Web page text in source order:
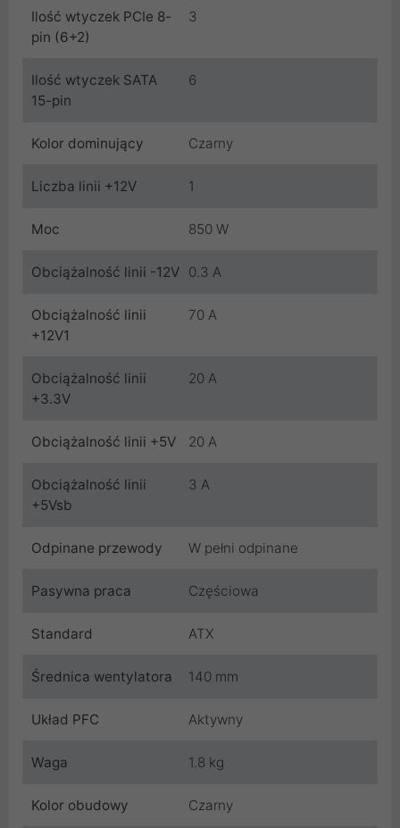
Ilość wtyczek PCIe 8-
pin (6+2)
3
Ilość wtyczek SATA
15-pin
6
Kolor dominujący Czarny
Liczba linii +12V 1
Moc 850 W
Obciążalność linii -12V 0.3 A
Obciążalność linii
+12V1
70 A
Obciążalność linii
+3.3V
20 A
Obciążalność linii +5V 20 A
Obciążalność linii
+5Vsb
3 A
Odpinane przewody W pełni odpinane
Pasywna praca Częściowa
Standard ATX
Średnica wentylatora 140 mm
Układ PFC Aktywny
Waga 1.8 kg
Kolor obudowy Czarny